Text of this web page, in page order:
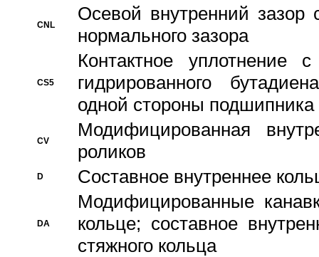
CNL
Осевой внутренний зазор
нормального зазора
CS5
Контактное уплотнение
гидрированного
одной стороны подшипника
CV
Модифицированная
роликов
D Составное внутреннее
DA
Модифицированные
кольце; составное
стяжного кольца